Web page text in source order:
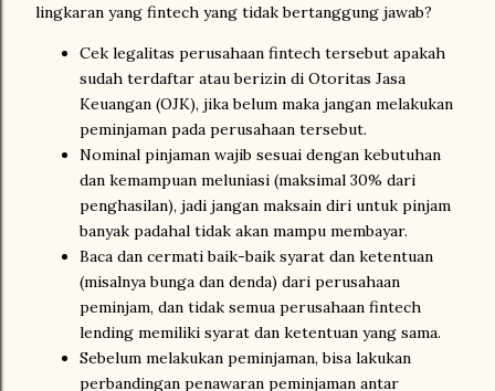
lingkaran yang fintech yang tidak bertanggung jawab?
Cek legalitas perusahaan fintech tersebut apakah
sudah terdaftar atau berizin di Otoritas Jasa
Keuangan (OJK), jika belum maka jangan melakukan
peminjaman pada perusahaan tersebut.
Nominal pinjaman wajib sesuai dengan kebutuhan
dan kemampuan meluniasi (maksimal 30% dari
penghasilan), jadi jangan maksain diri untuk pinjam
banyak padahal tidak akan mampu membayar.
Baca dan cermati baik-baik syarat dan ketentuan
(misalnya bunga dan denda) dari perusahaan
peminjam, dan tidak semua perusahaan fintech
lending memiliki syarat dan ketentuan yang sama.
Sebelum melakukan peminjaman, bisa lakukan
perbandingan penawaran peminjaman antar